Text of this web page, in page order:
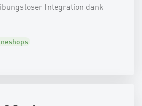
Integration dank